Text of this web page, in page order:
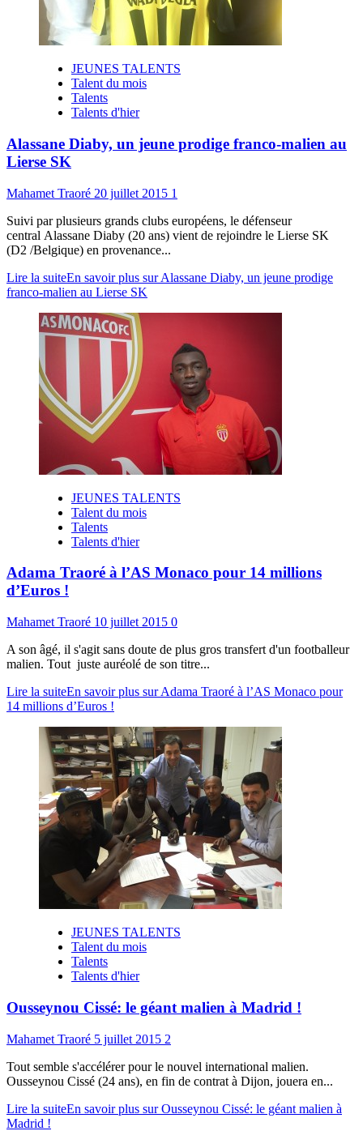
JEUNES TALENTS
Talent du mois
Talents
Talents d'hier
Alassane Diaby, un jeune prodige franco-malien au
Lierse SK
Mahamet Traoré 20 juillet 2015 1
Suivi par plusieurs grands clubs européens, le défenseur
central Alassane Diaby (20 ans) vient de rejoindre le Lierse SK
(D2 /Belgique) en provenance...
Lire la suiteEn savoir plus sur Alassane Diaby, un jeune prodige
franco-malien au Lierse SK
JEUNES TALENTS
Talent du mois
Talents
Talents d'hier
Adama Traoré à l’AS Monaco pour 14 millions
d’Euros !
Mahamet Traoré 10 juillet 2015 0
A son âgé, il s'agit sans doute de plus gros transfert d'un footballeur
malien. Tout juste auréolé de son titre...
Lire la suiteEn savoir plus sur Adama Traoré à l’AS Monaco pour
14 millions d’Euros !
JEUNES TALENTS
Talent du mois
Talents
Talents d'hier
Ousseynou Cissé: le géant malien à Madrid !
Mahamet Traoré 5 juillet 2015 2
Tout semble s'accélérer pour le nouvel international malien.
Ousseynou Cissé (24 ans), en fin de contrat à Dijon, jouera en...
Lire la suiteEn savoir plus sur Ousseynou Cissé: le géant malien à
Madrid !